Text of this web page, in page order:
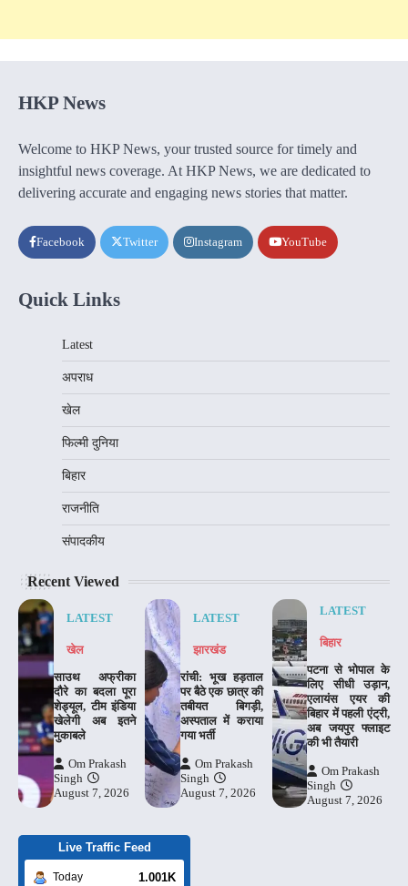
HKP News
Welcome to HKP News, your trusted source for timely and
insightful news coverage. At HKP News, we are dedicated to
delivering accurate and engaging news stories that matter.
Facebook Twitter Instagram YouTube
Quick Links
Latest
अपराध
खेल
फिल्मी दुनिया
बिहार
राजनीति
संपादकीय
Recent Viewed
LATEST
खेल
साउथ अफ्रीका
दौरे का बदला पूरा
शेड्यूल, टीम इंडिया
खेलेगी अब इतने
मुकाबले
Om Prakash
Singh
August 7, 2026
LATEST
झारखंड
रांची: भूख हड़ताल
पर बैठे एक छात्र की
तबीयत बिगड़ी,
अस्पताल में कराया
गया भर्ती
Om Prakash
Singh
August 7, 2026
LATEST
बिहार
पटना से भोपाल के
लिए सीधी उड़ान,
एलायंस एयर की
बिहार में पहली एंट्री,
अब जयपुर फ्लाइट
की भी तैयारी
Om Prakash
Singh
August 7, 2026
Live Traffic Feed
Today 1.001K